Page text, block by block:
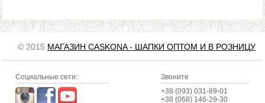
© 2015 МАГАЗИН CASKONA - ШАПКИ ОПТОМ И В РОЗНИЦУ
Социальные сети:
Звоните
+38 (093) 031-89-01
+38 (068) 146-29-30